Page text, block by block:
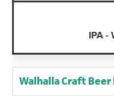
IPA -
Walhalla Craft